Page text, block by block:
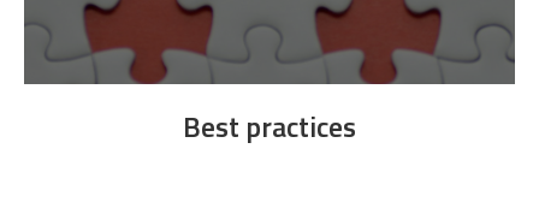
Best practices